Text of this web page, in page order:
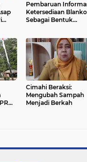
Pembaruan
Ketersediaan Blanko
Sebagai Bentuk
Masyarakat Secara
Cimahi Beraksi:
Mengubah Sampah
Menjadi Berkah